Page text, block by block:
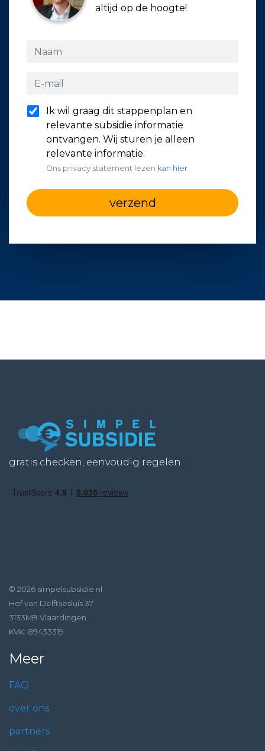
altijd op de hoogte!
Ik wil graag dit stappenplan en
relevante subsidie informatie
ontvangen. Wij sturen je alleen
relevante informatie.
Ons privacy statement lezen kan hier
verzend
gratis checken, eenvoudig regelen.
© 2026 simpelsubsidie.nl
Hof van Delftsesluis 37
3133MB Vlaardingen
KVK: 89433319
Meer
FAQ
over ons
partners